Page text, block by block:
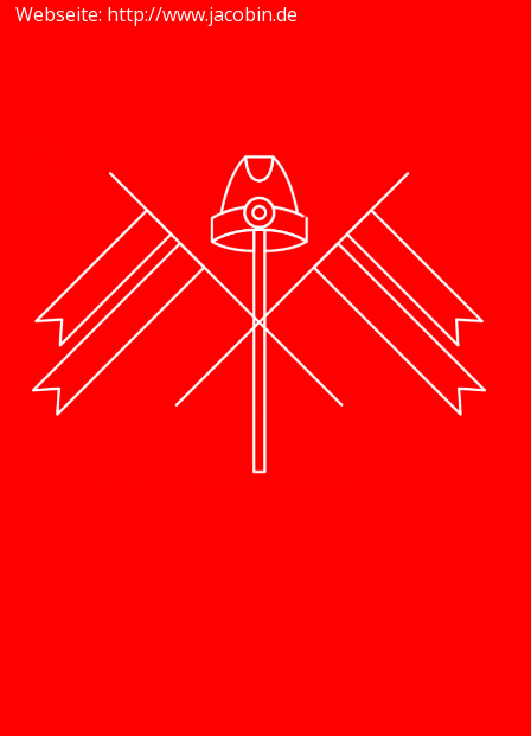
Webseite: http://www.jacobin.de